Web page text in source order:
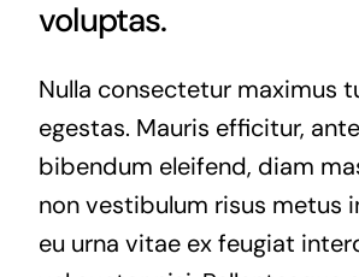
voluptas.
Nulla consectetur maximus
egestas. Mauris efficitur,
bibendum eleifend, diam
non vestibulum risus metus
eu urna vitae ex feugiat